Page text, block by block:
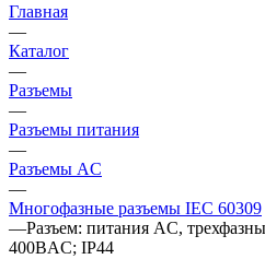
Главная
—
Каталог
—
Разъeмы
—
Разъeмы питания
—
Разъeмы AC
—
Многофазные разъемы IEC 60309
—Разъем: питания AC,
400ВAC; IP44